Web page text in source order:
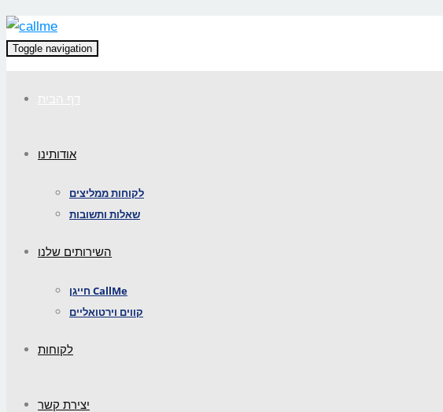
Toggle navigation
אודותינו
לקוחות ממליצים
שאלות ותשובות
השירותים שלנו
חייגן CallMe
קווים וירטואליים
לקוחות
יצירת קשר